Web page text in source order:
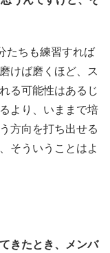
たちも練習すれば
けば磨くほど、ス
る可能性はあるじ
より、いままで培
方向を打ち出せる
そういうことはよ
きたとき、メンバ